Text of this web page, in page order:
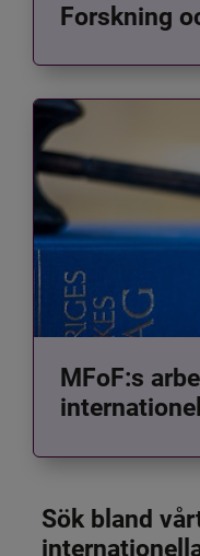
Forskning
MFoF:s
Sök bland